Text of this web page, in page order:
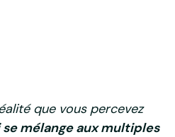
que vous percevez
mélange aux multiples